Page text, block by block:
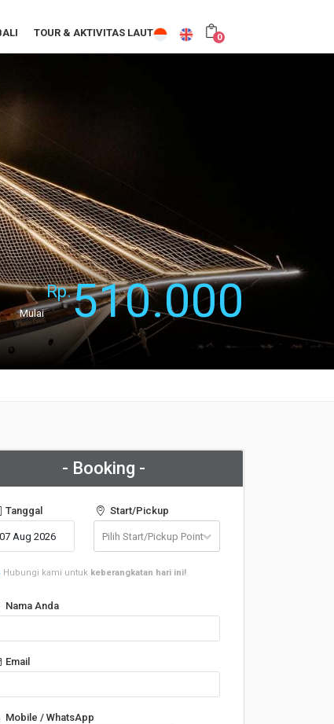
TOUR & AKTIVITAS LAUT 0
Mulai
Rp.510.000
- Booking -
Tanggal Start/Pickup
Hubungi kami untuk keberangkatan hari ini!
Nama Anda
Email
Mobile / WhatsApp